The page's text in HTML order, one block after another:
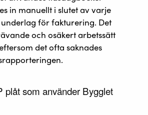
in manuellt i slutet av varje
för fakturering. Det
och osäkert arbetssätt
det ofta saknades